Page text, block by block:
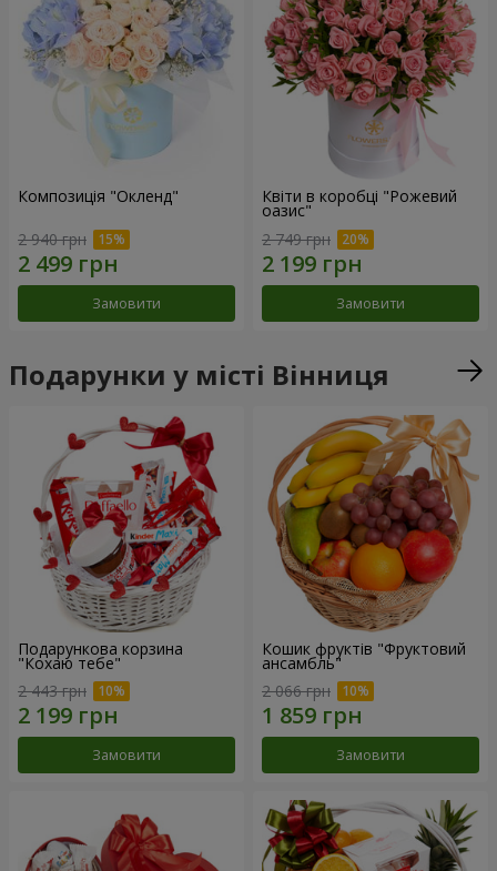
Композиція "Окленд"
2 940 грн
Замовити
Квіти в коробці "Рожевий
оазис"
2 749 грн
Замовити
Подарунки у місті Вінниця
Подарункова корзина
"Кохаю тебе"
2 443 грн
Замовити
Кошик фруктів "Фруктовий
ансамбль"
2 066 грн
Замовити